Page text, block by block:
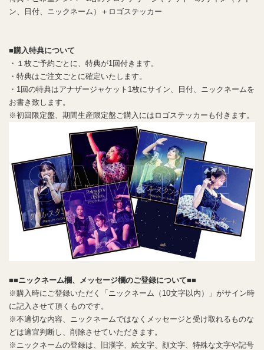
ン、日付、ニックネーム）＋ロゴステッカー
■購入特典について
・１枚ご予約ごとに、特典が1回付きます。
・特典はご注文ごとに確定いたします。
・1回の特典はアナザージャケット1枚にサイン、日付、ニックネームを
お書き致します。
※初回限定盤、期間生産限定盤ご購入にはロゴステッカーも付きます。
■■ニックネーム欄、メッセージ欄のご登録について■■
※購入時にご登録いただく「ニックネーム（10文字以内）」がサイン時
に記入させて頂くものです。
※不適切な内容、ニックネームではなくメッセージと受け取れるものな
どは適宜判断し、削除させていただきます。
※ニックネームの登録は、旧漢字、絵文字、顔文字、特殊な文字や記号